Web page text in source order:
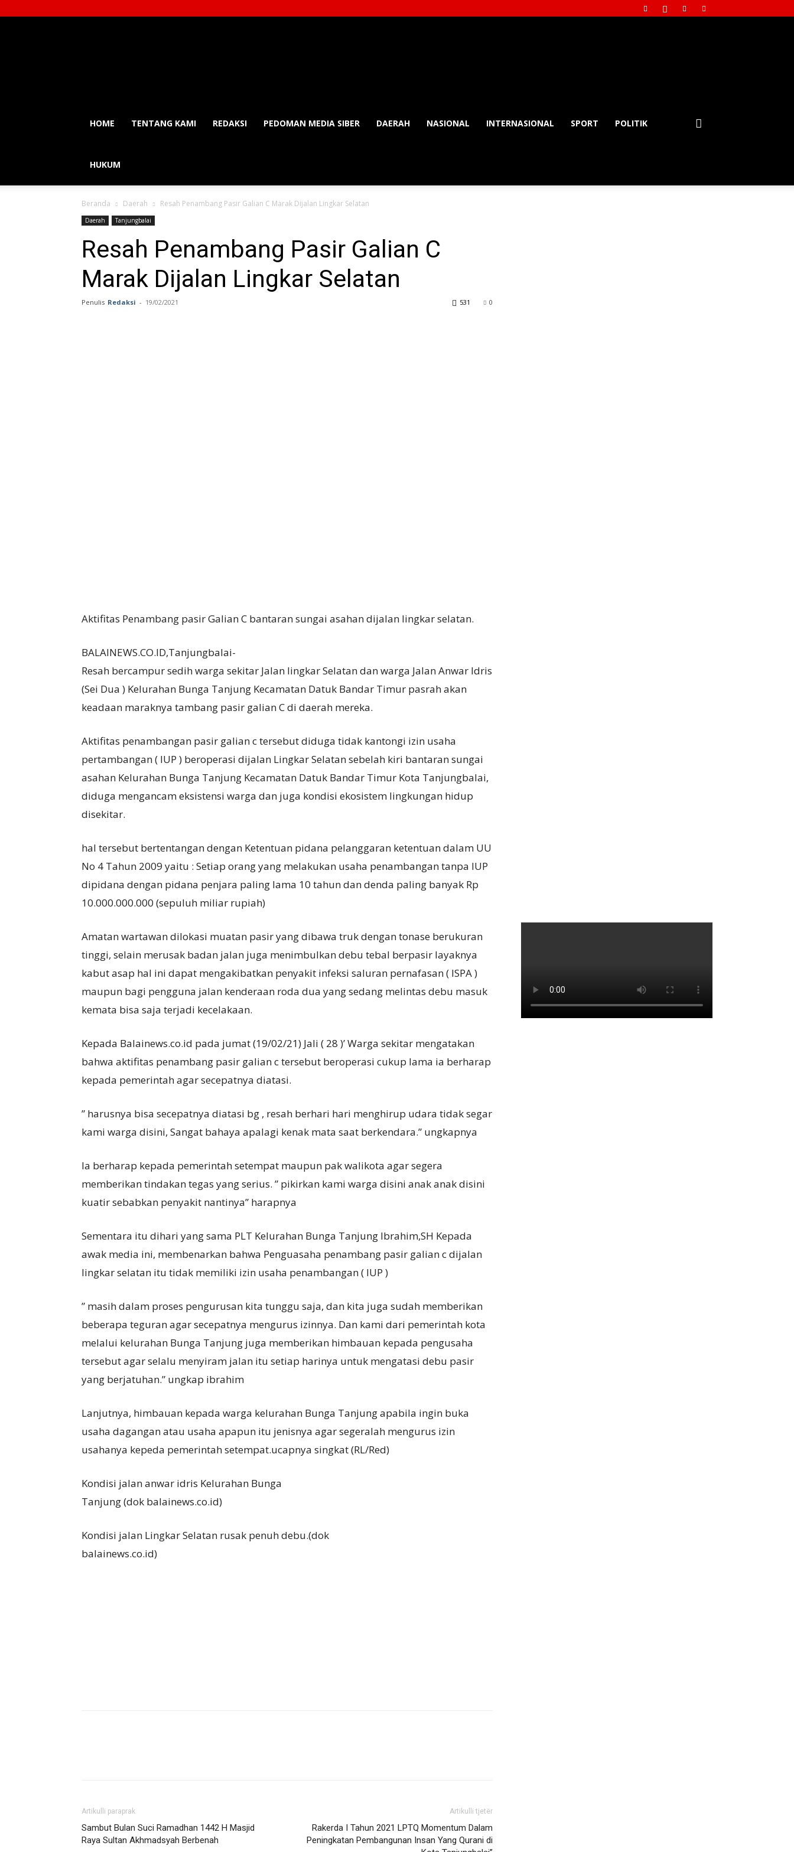
HOME TENTANG KAMI REDAKSI PEDOMAN MEDIA SIBER DAERAH NASIONAL INTERNASIONAL SPORT POLITIK
HUKUM
Beranda Daerah Resah Penambang Pasir Galian C Marak Dijalan Lingkar Selatan
Daerah Tanjungbalai
Resah Penambang Pasir Galian C
Marak Dijalan Lingkar Selatan
Penulis Redaksi - 19/02/2021 0
531
Aktifitas Penambang pasir Galian C bantaran sungai asahan dijalan lingkar selatan.
BALAINEWS.CO.ID,Tanjungbalai-
Resah bercampur sedih warga sekitar Jalan lingkar Selatan dan warga Jalan Anwar Idris
(Sei Dua ) Kelurahan Bunga Tanjung Kecamatan Datuk Bandar Timur pasrah akan
keadaan maraknya tambang pasir galian C di daerah mereka.
Aktifitas penambangan pasir galian c tersebut diduga tidak kantongi izin usaha
pertambangan ( IUP ) beroperasi dijalan Lingkar Selatan sebelah kiri bantaran sungai
asahan Kelurahan Bunga Tanjung Kecamatan Datuk Bandar Timur Kota Tanjungbalai,
diduga mengancam eksistensi warga dan juga kondisi ekosistem lingkungan hidup
disekitar.
hal tersebut bertentangan dengan Ketentuan pidana pelanggaran ketentuan dalam UU
No 4 Tahun 2009 yaitu : Setiap orang yang melakukan usaha penambangan tanpa IUP
dipidana dengan pidana penjara paling lama 10 tahun dan denda paling banyak Rp
10.000.000.000 (sepuluh miliar rupiah)
Amatan wartawan dilokasi muatan pasir yang dibawa truk dengan tonase berukuran
tinggi, selain merusak badan jalan juga menimbulkan debu tebal berpasir layaknya
kabut asap hal ini dapat mengakibatkan penyakit infeksi saluran pernafasan ( ISPA )
maupun bagi pengguna jalan kenderaan roda dua yang sedang melintas debu masuk
kemata bisa saja terjadi kecelakaan.
Kepada Balainews.co.id pada jumat (19/02/21) Jali ( 28 )’ Warga sekitar mengatakan
bahwa aktifitas penambang pasir galian c tersebut beroperasi cukup lama ia berharap
kepada pemerintah agar secepatnya diatasi.
” harusnya bisa secepatnya diatasi bg , resah berhari hari menghirup udara tidak segar
kami warga disini, Sangat bahaya apalagi kenak mata saat berkendara.” ungkapnya
Ia berharap kepada pemerintah setempat maupun pak walikota agar segera
memberikan tindakan tegas yang serius. ” pikirkan kami warga disini anak anak disini
kuatir sebabkan penyakit nantinya” harapnya
Sementara itu dihari yang sama PLT Kelurahan Bunga Tanjung Ibrahim,SH Kepada
awak media ini, membenarkan bahwa Penguasaha penambang pasir galian c dijalan
lingkar selatan itu tidak memiliki izin usaha penambangan ( IUP )
” masih dalam proses pengurusan kita tunggu saja, dan kita juga sudah memberikan
beberapa teguran agar secepatnya mengurus izinnya. Dan kami dari pemerintah kota
melalui kelurahan Bunga Tanjung juga memberikan himbauan kepada pengusaha
tersebut agar selalu menyiram jalan itu setiap harinya untuk mengatasi debu pasir
yang berjatuhan.” ungkap ibrahim
Lanjutnya, himbauan kepada warga kelurahan Bunga Tanjung apabila ingin buka
usaha dagangan atau usaha apapun itu jenisnya agar segeralah mengurus izin
usahanya kepeda pemerintah setempat.ucapnya singkat (RL/Red)
Kondisi jalan anwar idris Kelurahan Bunga
Tanjung (dok balainews.co.id)
Kondisi jalan Lingkar Selatan rusak penuh debu.(dok
balainews.co.id)
Artikulli paraprak
Sambut Bulan Suci Ramadhan 1442 H Masjid
Raya Sultan Akhmadsyah Berbenah
Artikulli tjetër
Rakerda I Tahun 2021 LPTQ Momentum Dalam
Peningkatan Pembangunan Insan Yang Qurani di